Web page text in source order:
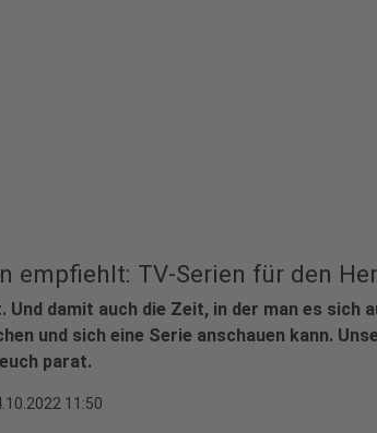
empfiehlt: TV-Serien für den
Und damit auch die Zeit, in der man es sich
und sich eine Serie anschauen kann.
parat.
11:50